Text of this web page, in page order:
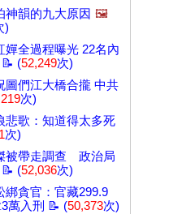
神韻的九大原因 🖼️
)
嬋全過程曝光 22名內
(52,249次)
圖們江大橋合攏 中共
次)
悲歌：知道得太多死
次)
被帶走調查 政治局
(52,036次)
綁貪官：官藏299.9
萬入刑 📝 (50,373次)